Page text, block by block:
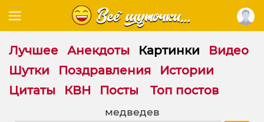
Лучшее Анекдоты Картинки
Видео
Шутки
Поздравления
Истории
Цитаты
КВН Посты Топ постов
медведев